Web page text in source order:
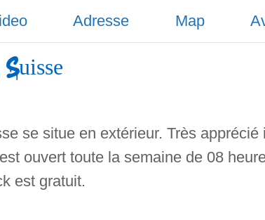
Adresse Map
se situe en extérieur. Très
ouvert toute la semaine de 08
est gratuit.